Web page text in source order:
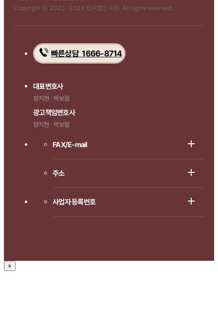
Copyright ⓒ 2023~2024 법무법인 이든. All rights reserved.
빠른상담 1666-8714
대표변호사
양지현 · 박보람
광고책임변호사
양지현 · 박보람
FAX/E-mail
주소
사업자 등록번호
×